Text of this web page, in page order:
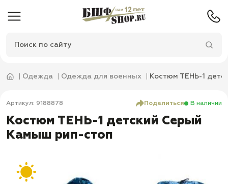
Одежда Одежда для военных Костюм ТЕНЬ-1
Артикул: 9188878 Поделиться В наличии
Костюм ТЕНЬ-1 детский Серый
Камыш рип-стоп